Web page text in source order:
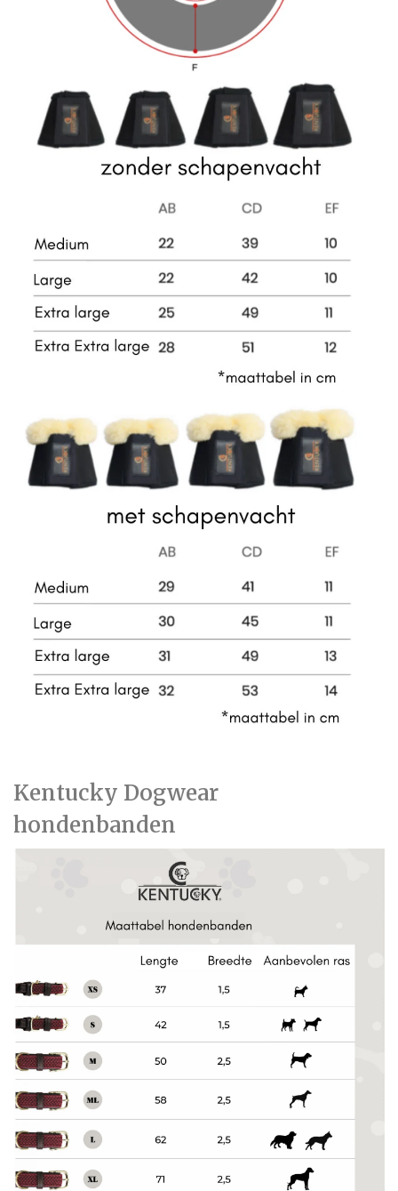
Kentucky Dogwear
hondenbanden